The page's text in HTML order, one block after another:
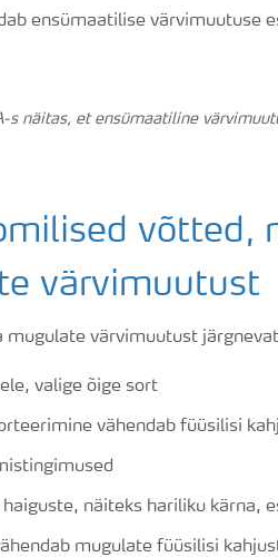
ensümaatilise värvimuutuse
s näitas, et ensümaatiline
võtted,
värvimuutust
mugulate värvimuutust
valige õige sort
vähendab füüsilisi
näiteks hariliku kärna,
mugulate füüsilisi